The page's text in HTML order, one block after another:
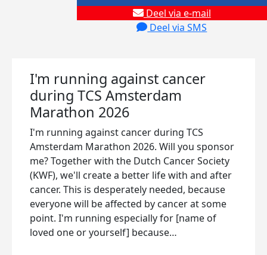
Deel via e-mail
Deel via SMS
I'm running against cancer
during TCS Amsterdam
Marathon 2026
I'm running against cancer during TCS
Amsterdam Marathon 2026. Will you sponsor
me? Together with the Dutch Cancer Society
(KWF), we'll create a better life with and after
cancer. This is desperately needed, because
everyone will be affected by cancer at some
point. I'm running especially for [name of
loved one or yourself] because…